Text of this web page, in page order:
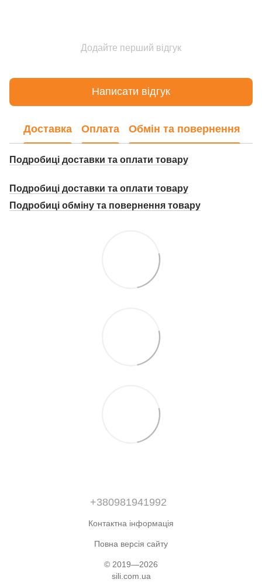
Додайте перший відгук
Написати відгук
Доставка Оплата Обмін та повернення
Подробиці доставки та оплати товару
Подробиці доставки та оплати товару
Подробиці обміну та повернення товару
+380981941992
Контактна інформація
Повна версія сайту
© 2019—2026
sili.com.ua